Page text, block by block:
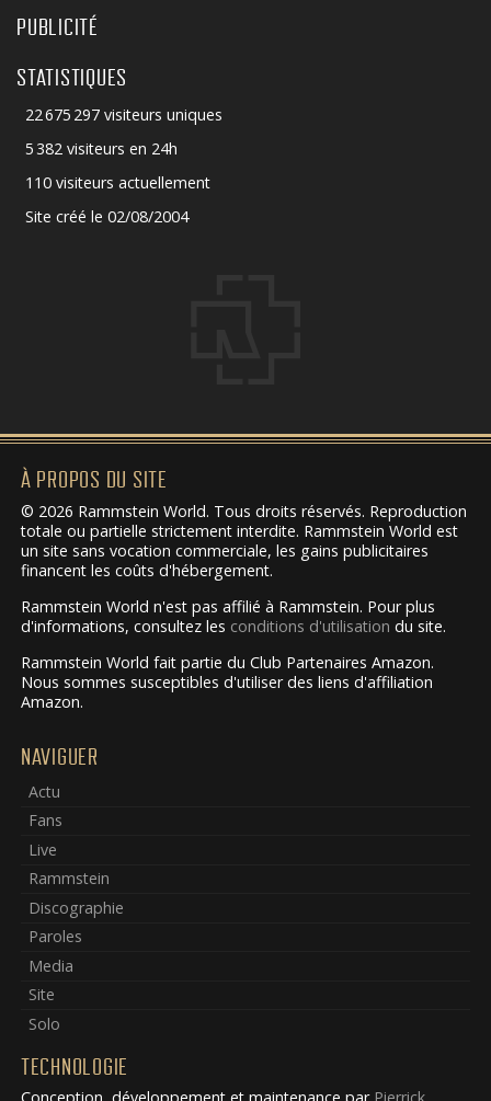
PUBLICITÉ
STATISTIQUES
22 675 297 visiteurs uniques
5 382 visiteurs en 24h
110 visiteurs actuellement
Site créé le 02/08/2004
À PROPOS DU SITE
© 2026 Rammstein World. Tous droits réservés. Reproduction
totale ou partielle strictement interdite. Rammstein World est
un site sans vocation commerciale, les gains publicitaires
financent les coûts d'hébergement.
Rammstein World n'est pas affilié à Rammstein. Pour plus
d'informations, consultez les conditions d'utilisation du site.
Rammstein World fait partie du Club Partenaires Amazon.
Nous sommes susceptibles d'utiliser des liens d'affiliation
Amazon.
NAVIGUER
Actu
Fans
Live
Rammstein
Discographie
Paroles
Media
Site
Solo
TECHNOLOGIE